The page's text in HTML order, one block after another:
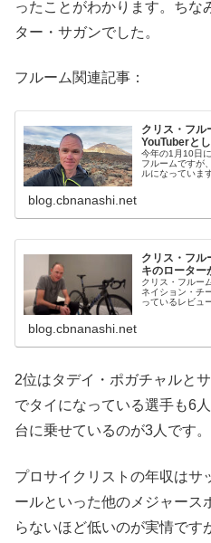
ったことがわかります。ちな
ター・サガンでした。
フルーム関連記事：
クリス・フル
YouTuberと
今年の1月10日
フルームですが
ルになっていま
blog.cbnanashi.net
クリス・フル
キのローター
クリス・フルー
ネイション・チ
っているレビュ
blog.cbnanashi.net
2位はタデイ・ポガチャルと
でタイになっている選手も6
台に乗せているのが3人です。
プロサイクリストの年収はサ
ールといった他のメジャース
らないほど低いのが実情です